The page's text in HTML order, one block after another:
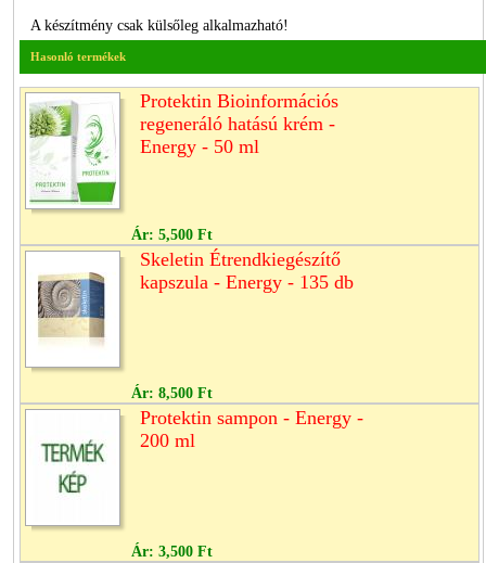
A készítmény csak külsőleg alkalmazható!
Hasonló termékek
Protektin Bioinformációs
regeneráló hatású krém -
Energy - 50 ml
Ár: 5,500 Ft
Skeletin Étrendkiegészítő
kapszula - Energy - 135 db
Ár: 8,500 Ft
Protektin sampon - Energy -
200 ml
Ár: 3,500 Ft